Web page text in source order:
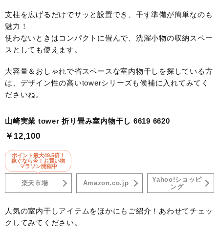
支柱を広げるだけでサッと設置でき、干す準備が簡単なのも
魅力！
使わないときはコンパクトに畳んで、洗濯小物の収納スペー
スとしても使えます。
大容量＆おしゃれで省スペースな室内物干しを探している方
は、デザイン性の高いtowerシリーズも候補に入れてみてく
ださいね。
山崎実業 tower 折り畳み室内物干し 6619 6620
￥12,100
ポイント最大49.5倍！
稼ぐなら今！お買い物
マラソン開催中
楽天市場 Amazon.co.jp
Yahoo!ショッピ
ング
人気の室内干しアイテムをほかにもご紹介！あわせてチェッ
クしてみてください。